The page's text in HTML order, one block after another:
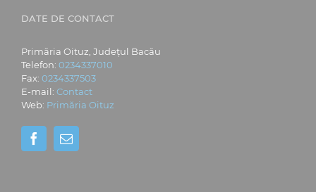
DATE DE CONTACT
Primăria Oituz, Județul Bacău
Telefon: 0234337010
Fax: 0234337503
E-mail: Contact
Web: Primăria Oituz